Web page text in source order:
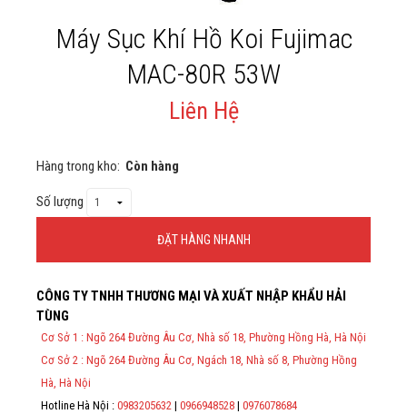
Máy Sục Khí Hồ Koi Fujimac
MAC-80R 53W
Liên Hệ
Hàng trong kho: Còn hàng
Số lượng
ĐẶT HÀNG NHANH
Theo Nghị định 123/2020/NĐ-CP và nghị định 70/2025/NĐ-CP về
việc thực hiện lập Hóa Đơn Điện Tử bán hàng và cung cấp dịch vụ
cho người mua bắt buộc phải thế hiện đầy đủ thông tin: họ tên,
địa chỉ, mã số thuế/ căn cước công dân/ số định danh.
CÔNG TY TNHH THƯƠNG MẠI VÀ XUẤT NHẬP KHẨU HẢI
TÙNG
Cơ Sở 1 : Ngõ 264 Đường Âu Cơ, Nhà số 18, Phường Hồng Hà, Hà Nội
Cơ Sở 2 : Ngõ 264 Đường Âu Cơ, Ngách 18, Nhà số 8, Phường Hồng
Hà, Hà Nội
Hotline Hà Nội : 0983205632 | 0966948528 | 0976078684